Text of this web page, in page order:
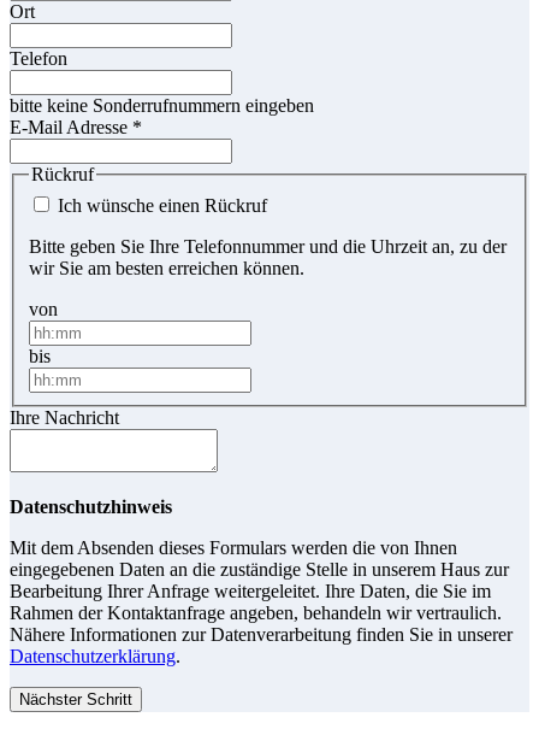
Ort
Telefon
bitte keine Sonderrufnummern eingeben
E-Mail Adresse *
Rückruf
Ich wünsche einen Rückruf
Bitte geben Sie Ihre Telefonnummer und die Uhrzeit an, zu der
wir Sie am besten erreichen können.
von
bis
Ihre Nachricht
Datenschutzhinweis
Mit dem Absenden dieses Formulars werden die von Ihnen
eingegebenen Daten an die zuständige Stelle in unserem Haus zur
Bearbeitung Ihrer Anfrage weitergeleitet. Ihre Daten, die Sie im
Rahmen der Kontaktanfrage angeben, behandeln wir vertraulich.
Nähere Informationen zur Datenverarbeitung finden Sie in unserer
Datenschutzerklärung.
Nächster Schritt